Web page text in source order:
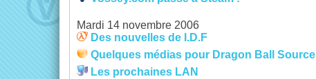
Mardi 14 novembre 2006
Des nouvelles de I.D.F
Quelques médias pour Dragon Ball Source
Les prochaines LAN